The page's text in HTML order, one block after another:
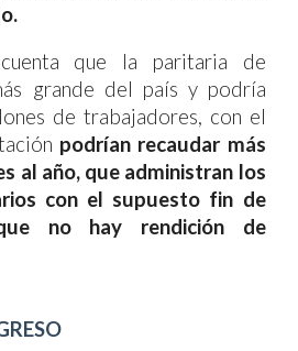
que la paritaria de
grande del país y podría
de trabajadores, con el
podrían recaudar más
al año, que administran los
con el supuesto fin de
no hay rendición de